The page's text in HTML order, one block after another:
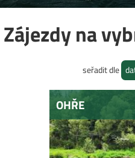
Zájezdy na
seřadit dle
OHŘE